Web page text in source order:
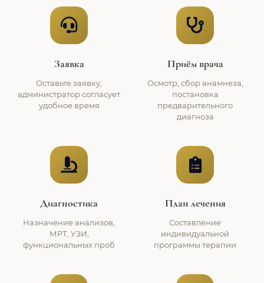
Заявка
Оставьте заявку,
администратор согласует
удобное время
Приём врача
Осмотр, сбор анамнеза,
постановка
предварительного
диагноза
Диагностика
Назначение анализов,
МРТ, УЗИ,
функциональных проб
План лечения
Составление
индивидуальной
программы терапии